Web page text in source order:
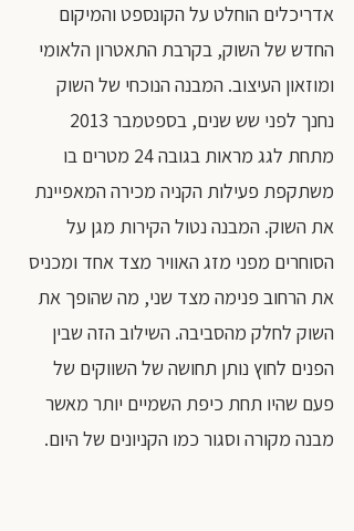
אדריכלים הוחלט על הקונספט והמיקום
החדש של השוק, בקרבת התאטרון הלאומי
ומוזאון העיצוב. המבנה הנוכחי של השוק
מתחת לגג מראות בגובה 24 מטרים בו
משתקפת פעילות הקניה מכירה המאפיינת
את השוק. המבנה נטול הקירות מגן על
הסוחרים מפני מזג האוויר מצד אחד ומכניס
את הרחוב פנימה מצד שני, מה שהופך את
השוק לחלק מהסביבה. השילוב הזה שבין
הפנים לחוץ נותן תחושה של השווקים של
פעם שהיו תחת כיפת השמיים יותר מאשר
מבנה מקורה וסגור כמו הקניונים של היום.